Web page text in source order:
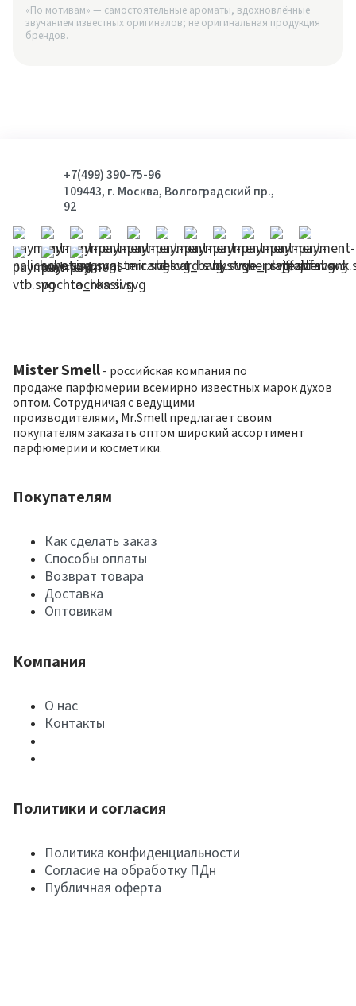
«По мотивам» — самостоятельные ароматы, вдохновлённые
звучанием известных оригиналов; не оригинальная продукция
брендов.
+7(499) 390-75-96
109443, г. Москва, Волгоградский пр.,
92
Mister Smell - российская компания по
продаже парфюмерии всемирно известных марок духов
оптом. Сотрудничая с ведущими
производителями, Mr.Smell предлагает своим
покупателям заказать оптом широкий ассортимент
парфюмерии и косметики.
Покупателям
Как сделать заказ
Способы оплаты
Возврат товара
Доставка
Оптовикам
Компания
О нас
Контакты
Политики и согласия
Политика конфиденциальности
Согласие на обработку ПДн
Публичная оферта